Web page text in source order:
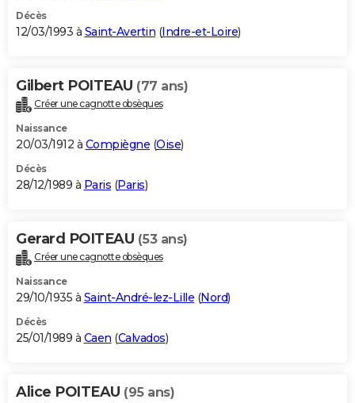
Décès
12/03/1993 à Saint-Avertin (Indre-et-Loire)
Gilbert POITEAU (77 ans)
Créer une cagnotte obsèques
Naissance
20/03/1912 à Compiègne (Oise)
Décès
28/12/1989 à Paris (Paris)
Gerard POITEAU (53 ans)
Créer une cagnotte obsèques
Naissance
29/10/1935 à Saint-André-lez-Lille (Nord)
Décès
25/01/1989 à Caen (Calvados)
Alice POITEAU (95 ans)